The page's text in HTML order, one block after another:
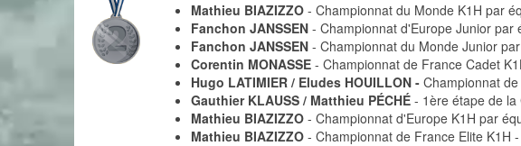
Mathieu BIAZIZZO - Championnat du Monde K1H par
Fanchon JANSSEN - Championnat d'Europe Junior par
Fanchon JANSSEN - Championnat du Monde Junior
Corentin MONASSE - Championnat de France Cadet
Hugo LATIMIER / Eludes HOUILLON - Championnat
Gauthier KLAUSS / Matthieu PÉCHÉ - 1ère étape de
Mathieu BIAZIZZO - Championnat d'Europe K1H par
Mathieu BIAZIZZO - Championnat de France Elite K1H